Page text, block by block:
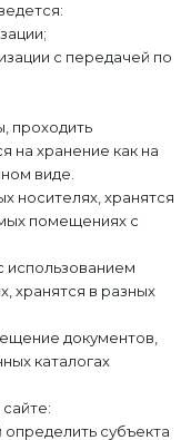
с передачей по
проходить
на хранение как на
виде.
носителях, хранятся
помещениях с
использованием
хранятся в разных
документов,
каталогах
субъекта